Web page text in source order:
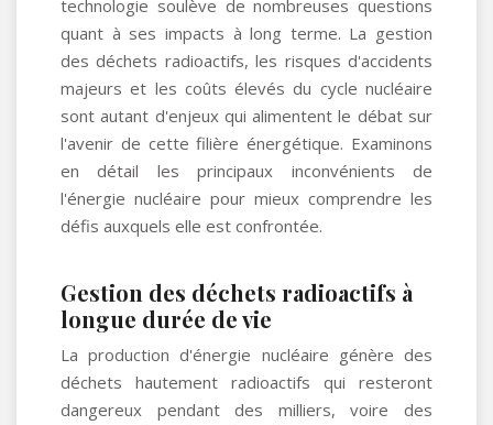
technologie soulève de nombreuses questions
quant à ses impacts à long terme. La gestion
des déchets radioactifs, les risques d'accidents
majeurs et les coûts élevés du cycle nucléaire
sont autant d'enjeux qui alimentent le débat sur
l'avenir de cette filière énergétique. Examinons
en détail les principaux inconvénients de
l'énergie nucléaire pour mieux comprendre les
défis auxquels elle est confrontée.
Gestion des déchets radioactifs à
longue durée de vie
La production d'énergie nucléaire génère des
déchets hautement radioactifs qui resteront
dangereux pendant des milliers, voire des